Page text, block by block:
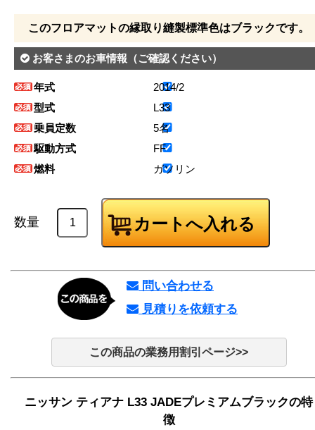
このフロアマットの縁取り縫製標準色はブラックです。
お客さまのお車情報 （ご確認ください）
年式
2014/2
型式
L33
乗員定数
5名
駆動方式
FF
燃料
ガソリン
数量
問い合わせる
見積りを依頼する
この商品の業務用割引ページ>>
ニッサン ティアナ L33 JADEプレミアムブラックの特
徴